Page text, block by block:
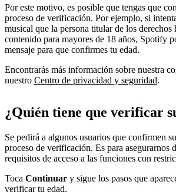
Por este motivo, es posible que tengas que
proceso de verificación. Por ejemplo, si
musical que la persona titular de los derechos
contenido para mayores de 18 años, Spotify
mensaje para que confirmes tu edad.
Encontrarás más información sobre nuestra
nuestro Centro de privacidad y seguridad.
¿Quién tiene que verificar
Se pedirá a algunos usuarios que confirmen
proceso de verificación. Es para asegurarnos
requisitos de acceso a las funciones con
Toca Continuar y sigue los pasos que
verificar tu edad.